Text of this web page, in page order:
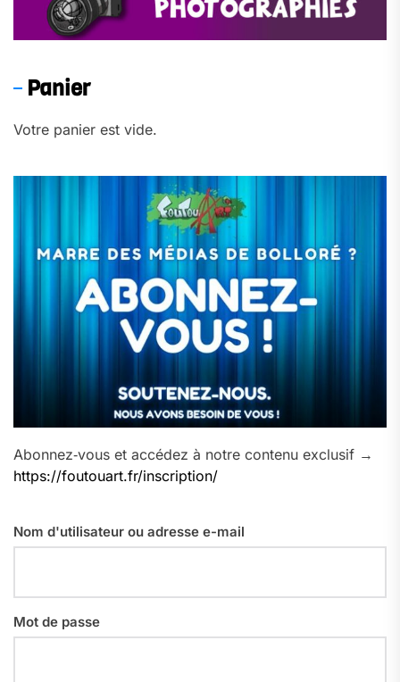
Panier
Votre panier est vide.
Abonnez‑vous et accédez à notre contenu exclusif →
https://foutouart.fr/inscription/
Nom d'utilisateur ou adresse e-mail
Mot de passe